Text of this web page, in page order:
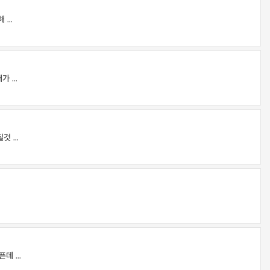
...
...
것 ...
데 ...